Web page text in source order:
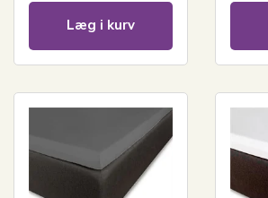
Læg i kurv